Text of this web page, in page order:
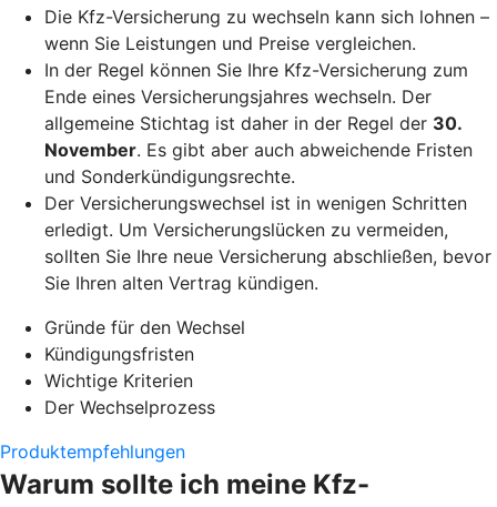
Die Kfz-Versicherung zu wechseln kann sich lohnen –
wenn Sie Leistungen und Preise vergleichen.
In der Regel können Sie Ihre Kfz-Versicherung zum
Ende eines Versicherungsjahres wechseln. Der
allgemeine Stichtag ist daher in der Regel der 30.
November. Es gibt aber auch abweichende Fristen
und Sonderkündigungsrechte.
Der Versicherungswechsel ist in wenigen Schritten
erledigt. Um Versicherungslücken zu vermeiden,
sollten Sie Ihre neue Versicherung abschließen, bevor
Sie Ihren alten Vertrag kündigen.
Gründe für den Wechsel
Kündigungsfristen
Wichtige Kriterien
Der Wechselprozess
Produktempfehlungen
Warum sollte ich meine Kfz-